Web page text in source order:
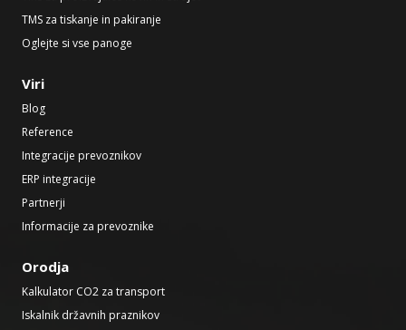
TMS za tiskanje in pakiranje
Oglejte si vse panoge
Viri
Blog
Reference
Integracije prevoznikov
ERP integracije
Partnerji
Informacije za prevoznike
Orodja
Kalkulator CO2 za transport
Iskalnik državnih praznikov